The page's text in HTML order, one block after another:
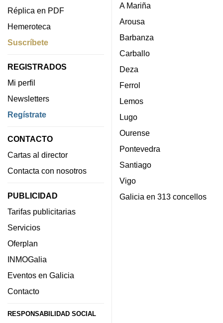
Réplica en PDF
Hemeroteca
Suscríbete
REGISTRADOS
Mi perfil
Newsletters
Regístrate
CONTACTO
Cartas al director
Contacta con nosotros
PUBLICIDAD
Tarifas publicitarias
Servicios
Oferplan
INMOGalia
Eventos en Galicia
Contacto
RESPONSABILIDAD SOCIAL
A Mariña
Arousa
Barbanza
Carballo
Deza
Ferrol
Lemos
Lugo
Ourense
Pontevedra
Santiago
Vigo
Galicia en 313 concellos